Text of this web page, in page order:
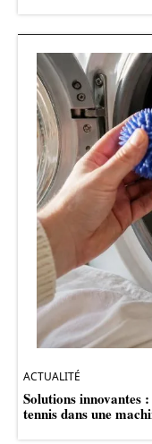
ACTUALITÉ
Solutions innovantes
tennis dans une